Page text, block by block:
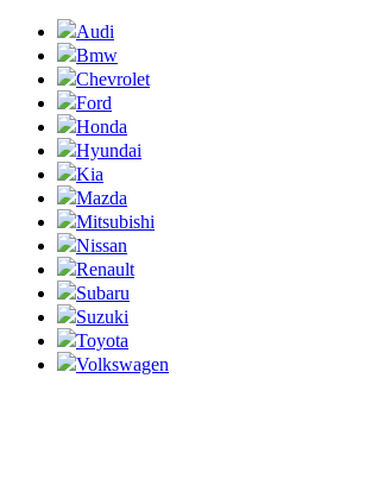
Audi
Bmw
Chevrolet
Ford
Honda
Hyundai
Kia
Mazda
Mitsubishi
Nissan
Renault
Subaru
Suzuki
Toyota
Volkswagen